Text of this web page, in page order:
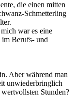
die einen mitten
Schmetterling
war es eine
im Berufs- und
Aber während man
unwiederbringlich
Stunden?